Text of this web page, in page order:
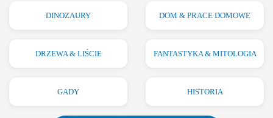
DINOZAURY DOM & PRACE DOMOWE
DRZEWA & LIŚCIE FANTASTYKA & MITOLOGIA
GADY HISTORIA